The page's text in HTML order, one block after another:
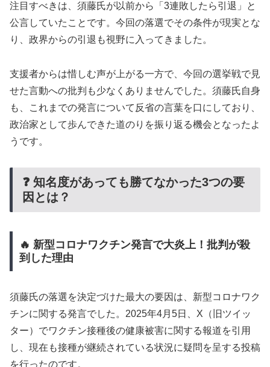
注目すべきは、須藤氏が以前から「3連敗したら引退」と
公言していたことです。今回の落選でその条件が現実とな
り、政界からの引退も視野に入ってきました。
支援者からは惜しむ声が上がる一方で、今回の選挙戦で見
せた言動への批判も少なくありませんでした。須藤氏自身
も、これまでの発言について反省の言葉を口にしており、
政治家として歩んできた道のりを振り返る機会となったよ
うです。
❓ 知名度があっても勝てなかった3つの要
因とは？
🔥 新型コロナワクチン発言で大炎上！批判が殺
到した理由
須藤氏の落選を決定づけた最大の要因は、新型コロナワク
チンに関する発言でした。2025年4月5日、X（旧ツイッ
ター）でワクチン接種後の健康被害に関する報道を引用
し、現在も接種が継続されている状況に疑問を呈する投稿
を行ったのです。